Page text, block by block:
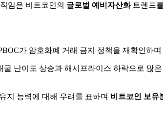
임은 비트코인의 글로벌 예비자산화트렌드
가 암호화폐 거래 금지 정책을 재확인하
굴 난이도 상승과 해시프라이스 하락으로 많
지 능력에 대해 우려를 표하며 비트코인 보유